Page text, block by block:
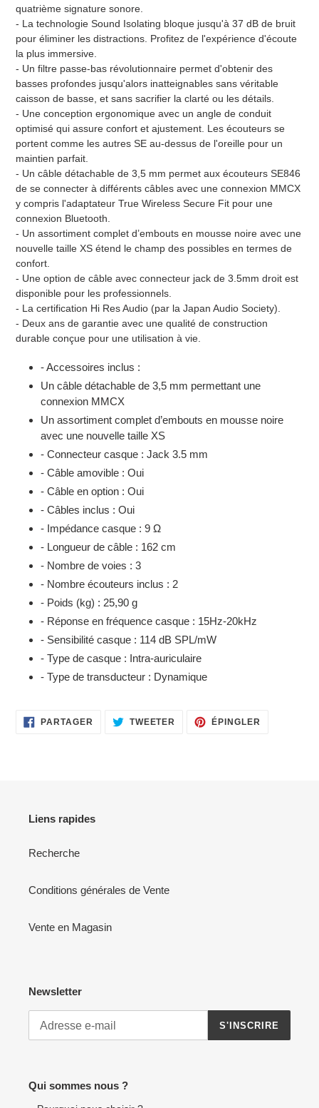
quatrième signature sonore.
- La technologie Sound Isolating bloque jusqu'à 37 dB de bruit
pour éliminer les distractions. Profitez de l'expérience d'écoute
la plus immersive.
- Un filtre passe-bas révolutionnaire permet d'obtenir des
basses profondes jusqu'alors inatteignables sans véritable
caisson de basse, et sans sacrifier la clarté ou les détails.
- Une conception ergonomique avec un angle de conduit
optimisé qui assure confort et ajustement. Les écouteurs se
portent comme les autres SE au-dessus de l'oreille pour un
maintien parfait.
- Un câble détachable de 3,5 mm permet aux écouteurs SE846
de se connecter à différents câbles avec une connexion MMCX
y compris l'adaptateur True Wireless Secure Fit pour une
connexion Bluetooth.
- Un assortiment complet d’embouts en mousse noire avec une
nouvelle taille XS étend le champ des possibles en termes de
confort.
- Une option de câble avec connecteur jack de 3.5mm droit est
disponible pour les professionnels.
- La certification Hi Res Audio (par la Japan Audio Society).
- Deux ans de garantie avec une qualité de construction
durable conçue pour une utilisation à vie.
- Accessoires inclus :
Un câble détachable de 3,5 mm permettant une
connexion MMCX
Un assortiment complet d’embouts en mousse noire
avec une nouvelle taille XS
- Connecteur casque : Jack 3.5 mm
- Câble amovible : Oui
- Câble en option : Oui
- Câbles inclus : Oui
- Impédance casque : 9 Ω
- Longueur de câble : 162 cm
- Nombre de voies : 3
- Nombre écouteurs inclus : 2
- Poids (kg) : 25,90 g
- Réponse en fréquence casque : 15Hz-20kHz
- Sensibilité casque : 114 dB SPL/mW
- Type de casque : Intra-auriculaire
- Type de transducteur : Dynamique
PARTAGER PARTAGER
SUR
TWEETER TWEETER
SUR
ÉPINGLER
Liens rapides
Recherche
Conditions générales de Vente
Vente en Magasin
Newsletter
S'INSCRIRE
Qui sommes nous ?